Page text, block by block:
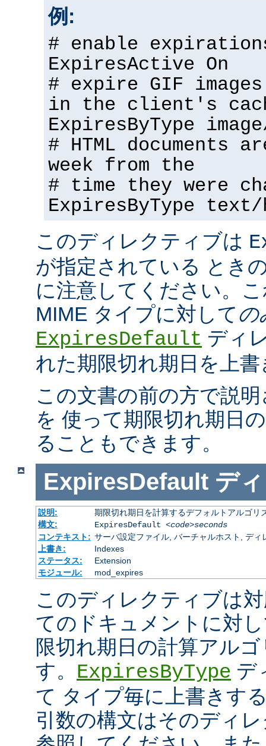
例:
# enable
ExpiresActive On
# expire GIF
in the client's
ExpiresByType
# HTML documents
week from the
# time they were
ExpiresByType text/
このディレクティブは
が指定されている とき
に注意してください。
MIME タイプに対しての
ExpiresDefault ディ
れた期限切れ期日を上
この文書の前の方で説
を 使って期限切れ期日
ることもできます。
ExpiresDefault デ
説明:
期限切れ期日を計算するデフォルトアルゴリ
構文:
ExpiresDefault <code>seconds
コンテキスト: サーバ設定ファイル, バーチャルホスト, ディ
上書き:
Indexes
ステータス:
Extension
モジュール:
mod_expires
このディレクティブは
てのドキュメントに対
限切れ期日の計算アル
す。 ExpiresByType デ
て タイプ毎に上書きす
引数の構文はそのディ